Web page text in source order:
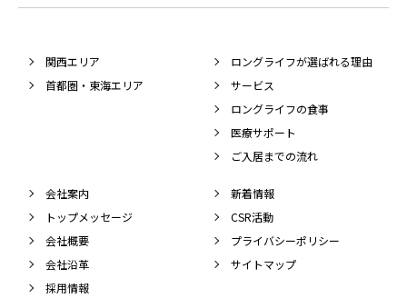
関西エリア
首都圏・東海エリア
ロングライフが選ばれる理由
サービス
ロングライフの食事
医療サポート
ご入居までの流れ
会社案内
トップメッセージ
会社概要
会社沿革
採用情報
新着情報
CSR活動
プライバシーポリシー
サイトマップ